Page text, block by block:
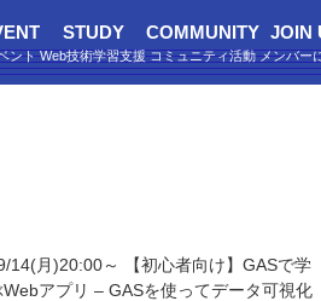
STUDY COMMUNITY JOIN
14(月)20:00～ 【初心者向け】GASで学
Webアプリ – GASを使ってデータ可視化